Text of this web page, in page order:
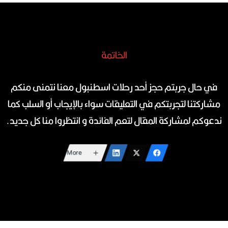
الخاتمة
في حال جربتم حجز أحد رحلات اسطنبول معنا نتمنى منكم
مشاركتنا لتجربتكم في التعليقات سواء بالإيجاب أو السلب كما
ندعوكم لمشاركة المقال لتعم الفائدة و انتظروا منا كل جديد.
More